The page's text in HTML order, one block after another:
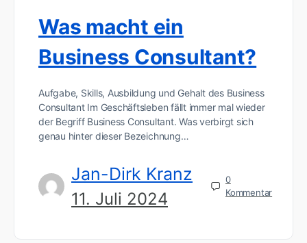
Was macht ein
Business Consultant?
Aufgabe, Skills, Ausbildung und Gehalt des Business
Consultant Im Geschäftsleben fällt immer mal wieder
der Begriff Business Consultant. Was verbirgt sich
genau hinter dieser Bezeichnung…
Jan-Dirk Kranz
11. Juli 2024
0
Kommentar